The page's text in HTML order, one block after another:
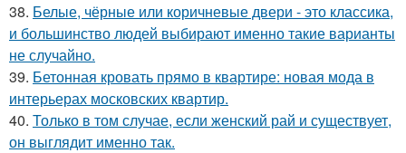
38. Белые, чёрные или коричневые двери - это классика,
и большинство людей выбирают именно такие варианты
не случайно.
39. Бетонная кровать прямо в квартире: новая мода в
интерьерах московских квартир.
40. Только в том случае, если женский рай и существует,
он выглядит именно так.